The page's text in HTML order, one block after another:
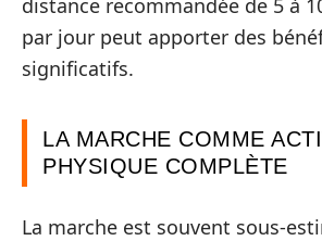
distance recommandée de 5 à
par jour peut apporter des
significatifs.
LA MARCHE COMME
PHYSIQUE COMPLÈTE
La marche est souvent sous-